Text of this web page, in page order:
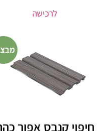
לרכישה
חיפוי קנבס אפור